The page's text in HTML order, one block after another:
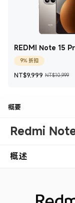
REDMI Note 15
空金 12 GB + 512
9% 折扣
NT$9,999 現價
NT$10,999
概要